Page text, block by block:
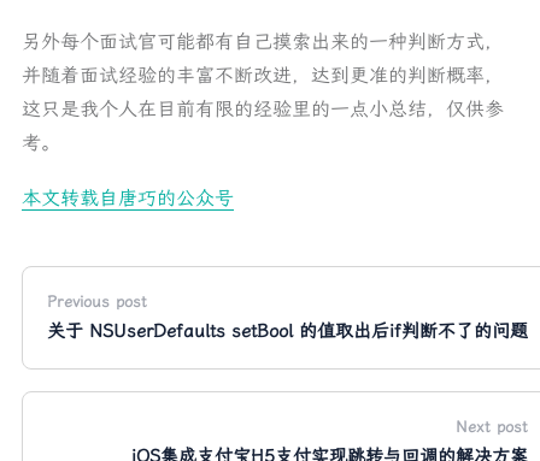
另外每个面试官可能都有自己摸索出来的一种判断方式，
并随着面试经验的丰富不断改进，达到更准的判断概率，
这只是我个人在目前有限的经验里的一点小总结，仅供参
考。
本文转载自唐巧的公众号
Previous post
关于 NSUserDefaults setBool 的值取出后if判断不了的问题
Next post
iOS集成支付宝H5支付实现跳转与回调的解决方案